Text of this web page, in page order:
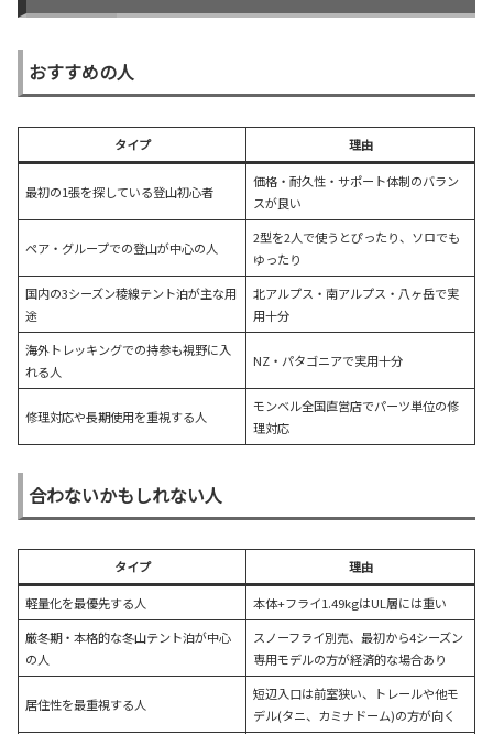
おすすめの人
タイプ 理由
最初の1張を探している登山初心者
価格・耐久性・サポート体制のバラン
スが良い
ペア・グループでの登山が中心の人
2型を2人で使うとぴったり、ソロでも
ゆったり
国内の3シーズン稜線テント泊が主な用
途
北アルプス・南アルプス・八ヶ岳で実
用十分
海外トレッキングでの持参も視野に入
れる人
NZ・パタゴニアで実用十分
修理対応や長期使用を重視する人
モンベル全国直営店でパーツ単位の修
理対応
合わないかもしれない人
タイプ 理由
軽量化を最優先する人
本体+フライ1.49kgはUL層には重い
厳冬期・本格的な冬山テント泊が中心
の人
スノーフライ別売、最初から4シーズン
専用モデルの方が経済的な場合あり
居住性を最重視する人
短辺入口は前室狭い、トレールや他モ
デル(タニ、カミナドーム)の方が向く